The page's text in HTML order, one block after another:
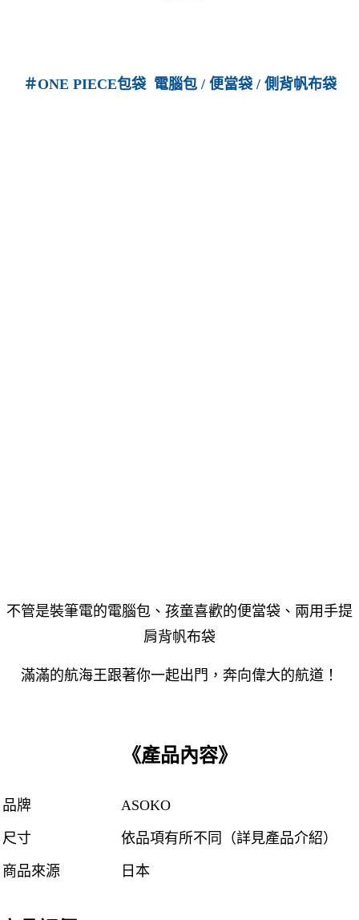
＃ONE PIECE包袋 電腦包 / 便當袋 / 側背帆布袋
不管是裝筆電的電腦包、孩童喜歡的便當袋、兩用手提
肩背帆布袋
滿滿的航海王跟著你一起出門，奔向偉大的航道！
《產品內容》
品牌
尺寸
商品來源
ASOKO
依品項有所不同（詳見產品介紹）
日本